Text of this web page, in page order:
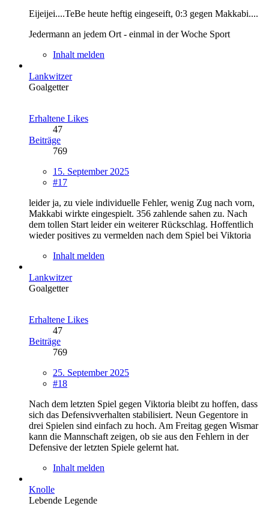
Eijeijei....TeBe heute heftig eingeseift, 0:3 gegen Makkabi....
Jedermann an jedem Ort - einmal in der Woche Sport
Inhalt melden
Lankwitzer
Goalgetter
Erhaltene Likes
47
Beiträge
769
15. September 2025
#17
leider ja, zu viele individuelle Fehler, wenig Zug nach vorn,
Makkabi wirkte eingespielt. 356 zahlende sahen zu. Nach
dem tollen Start leider ein weiterer Rückschlag. Hoffentlich
wieder positives zu vermelden nach dem Spiel bei Viktoria
Inhalt melden
Lankwitzer
Goalgetter
Erhaltene Likes
47
Beiträge
769
25. September 2025
#18
Nach dem letzten Spiel gegen Viktoria bleibt zu hoffen, dass
sich das Defensivverhalten stabilisiert. Neun Gegentore in
drei Spielen sind einfach zu hoch. Am Freitag gegen Wismar
kann die Mannschaft zeigen, ob sie aus den Fehlern in der
Defensive der letzten Spiele gelernt hat.
Inhalt melden
Knolle
Lebende Legende